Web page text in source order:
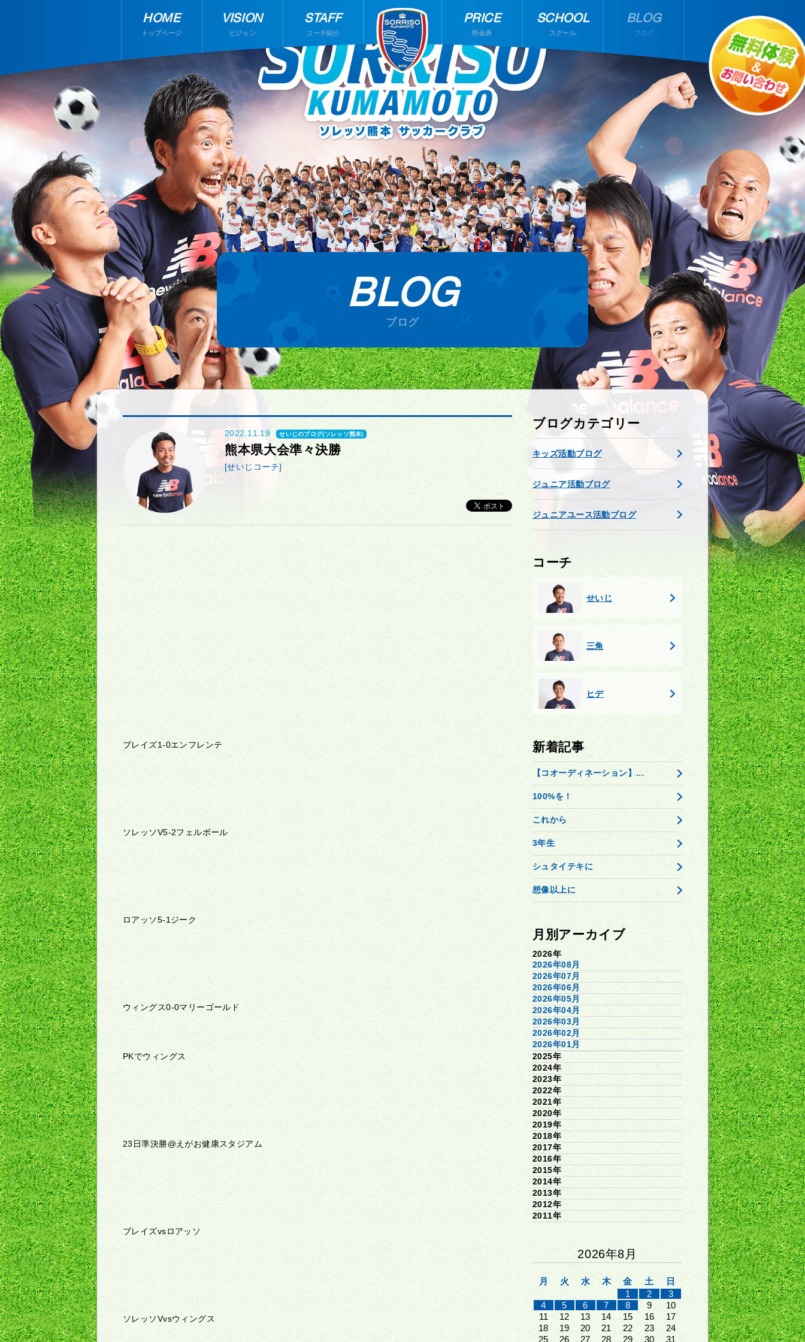
HOME
トップページ
VISION
ビジョン
STAFF
コーチ紹介
PRICE
料金表
SCHOOL
スクール
BLOG
ブログ
BLOG
ブログ
2022.11.19 せいじのブログ(ソレッソ熊本)
熊本県大会準々決勝
[せいじコーチ]
ブレイズ1-0エンフレンテ
ソレッソV5-2フェルボール
ロアッソ5-1ジーク
ウィングス0-0マリーゴールド
PKでウィングス
23日準決勝@えがお健康スタジアム
ブレイズvsロアッソ
ソレッソVvsウィングス
ブログカテゴリー
キッズ活動ブログ
ジュニア活動ブログ
ジュニアユース活動ブログ
コーチ
せいじ
三角
ヒデ
新着記事
【コオーディネーション】...
100%を！
これから
3年生
シュタイテキに
想像以上に
月別アーカイブ
2026年
2026年08月
2026年07月
2026年06月
2026年05月
2026年04月
2026年03月
2026年02月
2026年01月
2025年
2024年
2023年
2022年
2021年
2020年
2019年
2018年
2017年
2016年
2015年
2014年
2013年
2012年
2011年
2026年8月
月 火 水 木 金 土
日
1
2
3
4
5 6 7 8 9
10
11
12 13 14 15 16
17
18
19 20 21 22 23
24
25
26 27 28 29 30 31